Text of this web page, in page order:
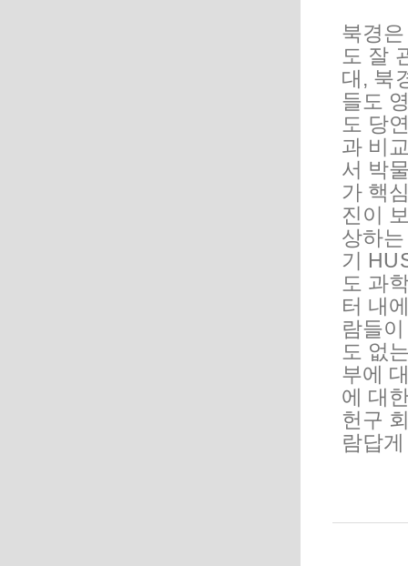
북경
도 잘
대, 북
들도
도 당
과 비
서 박
가 핵
진이
상하
기
도 과
터 내
람들
도 없
부에
에 대
헌구
람답